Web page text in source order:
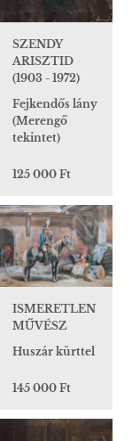
SZENDY
ARISZTID
(1903 - 1972)
Fejkendős lány
(Merengő
tekintet)
125 000 Ft
ISMERETLEN
MŰVÉSZ
Huszár kürttel
145 000 Ft